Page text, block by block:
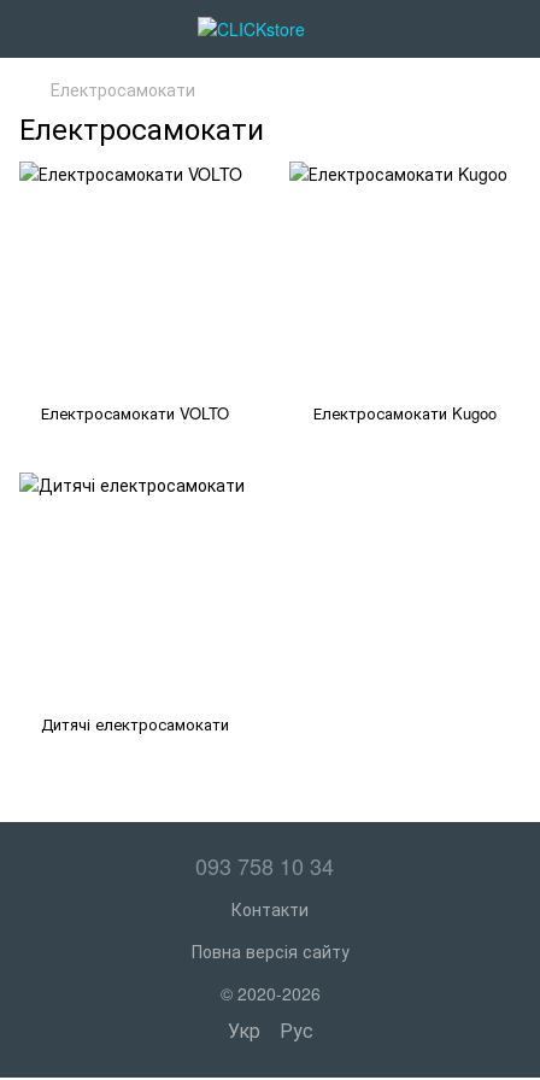
Електросамокати
Електросамокати
Електросамокати VOLTO Електросамокати Kugoo
Дитячі електросамокати
093 758 10 34
Контакти
Повна версія сайту
© 2020-2026
Укр Рус